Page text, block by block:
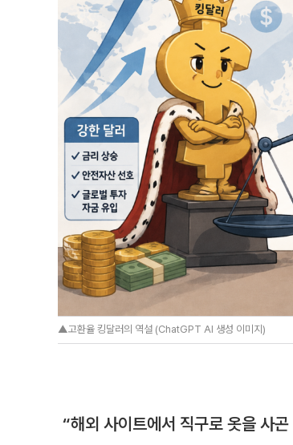
▲고환율 킹달러의 역설 (ChatGPT AI 생성 이미지)
“해외 사이트에서 직구로 옷을 사